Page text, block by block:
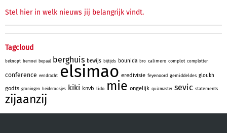
Stel hier in welk nieuws jij belangrijk vindt.
Tagcloud
beknopt bemoei bepaal berghuis bewijs bijtijds bounida bro calimero complot complotten
conference eendracht elsimao eredivisie feyenoord gemiddeldes gloukh
godts groningen heideroosjes kiki knvb lido mie ongelijk quizmaster sevic statements
zijaanzij